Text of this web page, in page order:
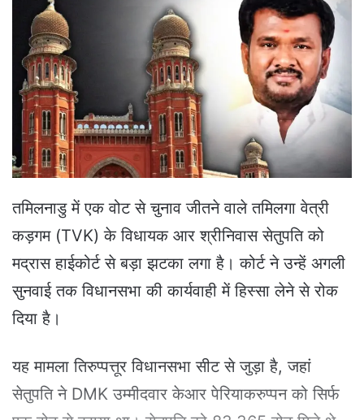
i
l
तमिलनाडु में एक वोट से चुनाव जीतने वाले तमिलगा वेत्री
कड़गम (TVK) के विधायक आर श्रीनिवास सेतुपति को
मद्रास हाईकोर्ट से बड़ा झटका लगा है। कोर्ट ने उन्हें अगली
सुनवाई तक विधानसभा की कार्यवाही में हिस्सा लेने से रोक
दिया है।
यह मामला तिरुप्पत्तूर विधानसभा सीट से जुड़ा है, जहां
सेतुपति ने DMK उम्मीदवार केआर पेरियाकरुप्पन को सिर्फ